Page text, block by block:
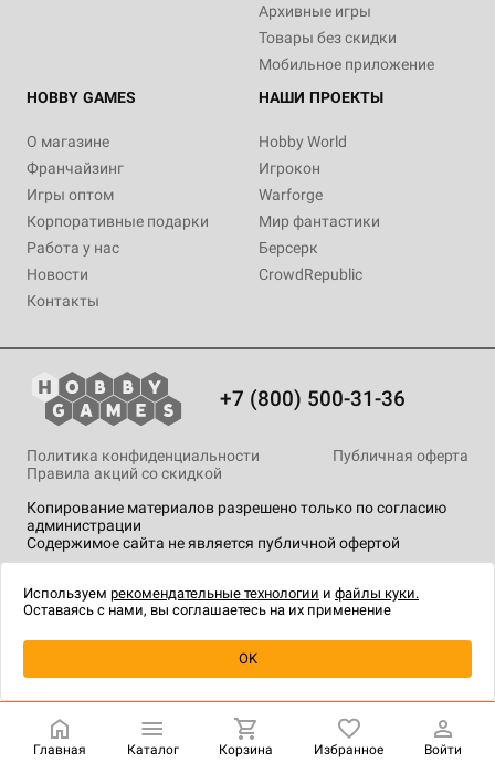
Уведомить о наличии
Архивные игры
Товары без скидки
Мобильное приложение
HOBBY GAMES
О магазине
Франчайзинг
Игры оптом
Корпоративные подарки
Работа у нас
Новости
Контакты
НАШИ ПРОЕКТЫ
Hobby World
Игрокон
Warforge
Мир фантастики
Берсерк
CrowdRepublic
+7 (800) 500-31-36
Копирование материалов разрешено только по согласию
администрации
Содержимое сайта не является публичной офертой
Политика конфиденциальности
Публичная оферта
Правила акций со скидкой
технологии.
Главная Каталог Корзина Избранное Войти
Используем рекомендательные технологии и файлы куки.
Оставаясь с нами, вы соглашаетесь на их применение
OK